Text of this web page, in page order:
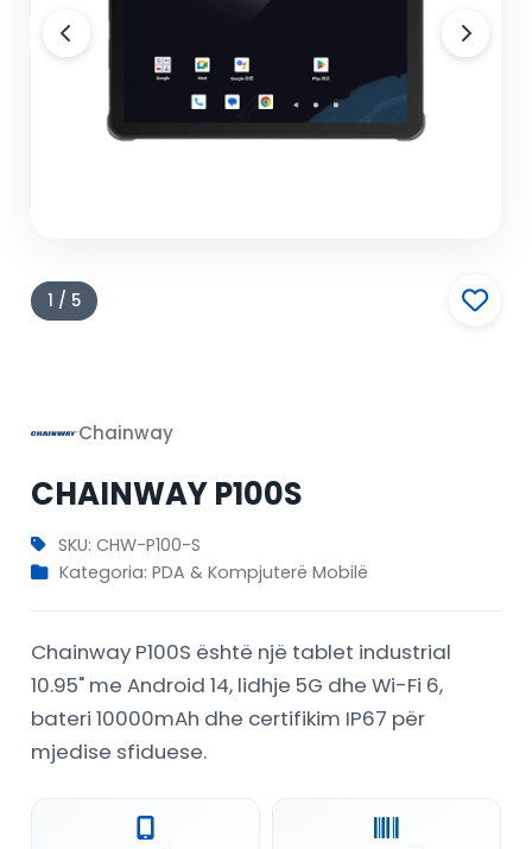
1 / 5
Chainway
CHAINWAY P100S
SKU: CHW-P100-S
Kategoria: PDA & Kompjuterë Mobilë
Chainway P100S është një tablet industrial
10.95" me Android 14, lidhje 5G dhe Wi-Fi 6,
bateri 10000mAh dhe certifikim IP67 për
mjedise sfiduese.